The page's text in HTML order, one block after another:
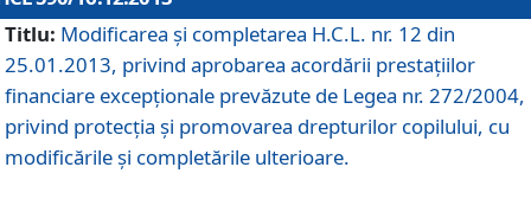
Titlu: Modificarea şi completarea H.C.L. nr. 12 din
25.01.2013, privind aprobarea acordării prestaţiilor
financiare excepţionale prevăzute de Legea nr. 272/2004,
privind protecţia şi promovarea drepturilor copilului, cu
modificările şi completările ulterioare.